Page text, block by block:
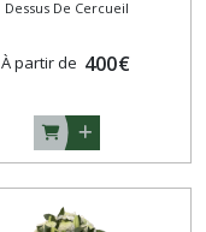
Dessus De Cercueil
À partir de 400€